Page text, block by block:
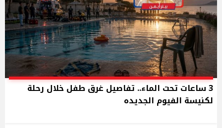
3 ساعات تحت الماء.. تفاصيل غرق طفل خلال رحلة
لكنيسة الفيوم الجديده